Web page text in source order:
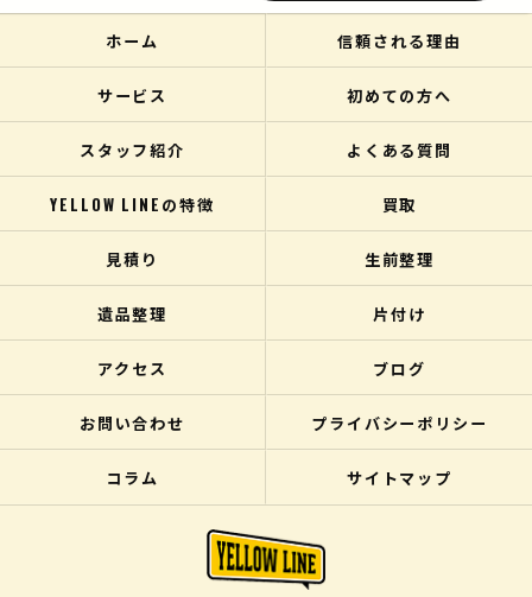
ホーム 信頼される理由
サービス 初めての方へ
スタッフ紹介 よくある質問
YELLOW LINEの特徴 買取
見積り 生前整理
遺品整理 片付け
アクセス ブログ
お問い合わせ プライバシーポリシー
コラム サイトマップ